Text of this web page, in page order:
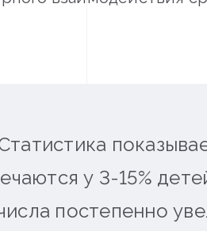
у 3-15%
постепенно